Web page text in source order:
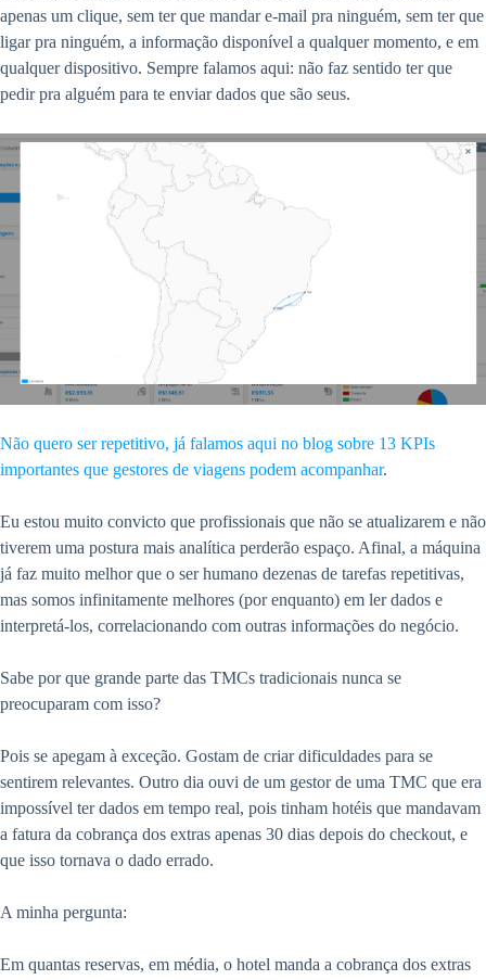
apenas um clique, sem ter que mandar e-mail pra ninguém, sem ter que
ligar pra ninguém, a informação disponível a qualquer momento, e em
qualquer dispositivo. Sempre falamos aqui: não faz sentido ter que
pedir pra alguém para te enviar dados que são seus.
Não quero ser repetitivo, já falamos aqui no blog sobre 13 KPIs
importantes que gestores de viagens podem acompanhar.
Eu estou muito convicto que profissionais que não se atualizarem e não
tiverem uma postura mais analítica perderão espaço. Afinal, a máquina
já faz muito melhor que o ser humano dezenas de tarefas repetitivas,
mas somos infinitamente melhores (por enquanto) em ler dados e
interpretá-los, correlacionando com outras informações do negócio.
Sabe por que grande parte das TMCs tradicionais nunca se
preocuparam com isso?
Pois se apegam à exceção. Gostam de criar dificuldades para se
sentirem relevantes. Outro dia ouvi de um gestor de uma TMC que era
impossível ter dados em tempo real, pois tinham hotéis que mandavam
a fatura da cobrança dos extras apenas 30 dias depois do checkout, e
que isso tornava o dado errado.
A minha pergunta:
Em quantas reservas, em média, o hotel manda a cobrança dos extras